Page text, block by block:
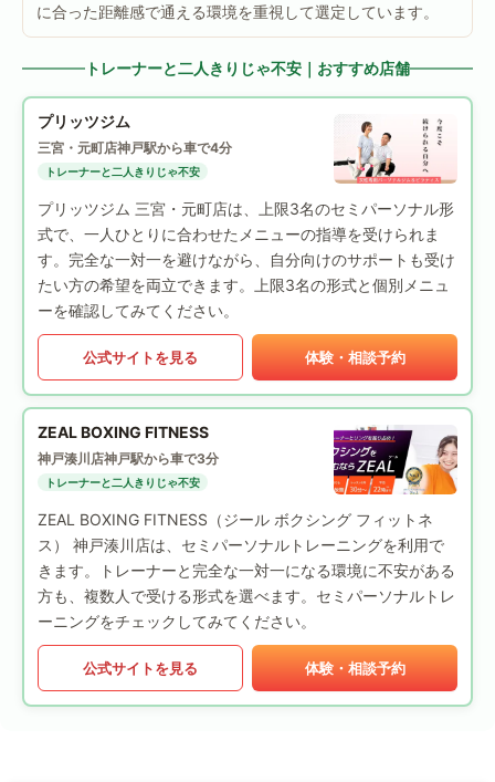
に合った距離感で通える環境を重視して選定しています。
トレーナーと二人きりじゃ不安｜おすすめ店舗
プリッツジム
三宮・元町店神戸駅から車で4分
トレーナーと二人きりじゃ不安
プリッツジム 三宮・元町店は、上限3名のセミパーソナル形
式で、一人ひとりに合わせたメニューの指導を受けられま
す。完全な一対一を避けながら、自分向けのサポートも受け
たい方の希望を両立できます。上限3名の形式と個別メニュ
ーを確認してみてください。
公式サイトを見る 体験・相談予約
ZEAL BOXING FITNESS
神戸湊川店神戸駅から車で3分
トレーナーと二人きりじゃ不安
ZEAL BOXING FITNESS（ジール ボクシング フィットネ
ス） 神戸湊川店は、セミパーソナルトレーニングを利用で
きます。トレーナーと完全な一対一になる環境に不安がある
方も、複数人で受ける形式を選べます。セミパーソナルトレ
ーニングをチェックしてみてください。
公式サイトを見る 体験・相談予約